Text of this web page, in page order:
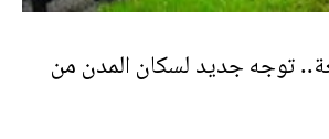
توجه جديد لسكان المدن من